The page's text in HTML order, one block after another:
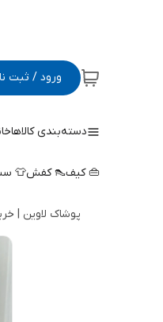
ورود / ثبت
دسته‌بندی کالاها
👜 کیف👠 کفش👕
پوشاک لاوین |